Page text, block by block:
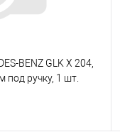
BENZ GLK X 204,
под ручку, 1 шт.